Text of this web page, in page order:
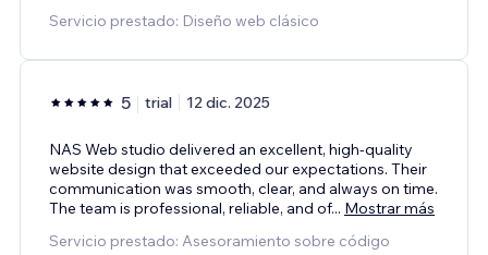
Servicio prestado: Diseño web clásico
5 trial 12 dic. 2025
NAS Web studio delivered an excellent, high-quality
website design that exceeded our expectations. Their
communication was smooth, clear, and always on time.
The team is professional, reliable, and of... Mostrar más
Servicio prestado: Asesoramiento sobre código